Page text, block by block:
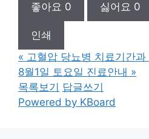
좋아요 0 싫어요 0
인쇄
« 고혈압 당뇨병 치료기간과
8월1일 토요일 진료안내 »
목록보기 답글쓰기
Powered by KBoard